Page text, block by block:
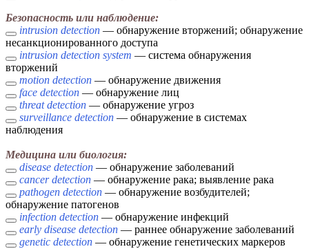
Безопасность или наблюдение:
intrusion detection — обнаружение вторжений; обнаружение
несанкционированного доступа
intrusion detection system — система обнаружения
вторжений
motion detection — обнаружение движения
face detection — обнаружение лиц
threat detection — обнаружение угроз
surveillance detection — обнаружение в системах
наблюдения
Медицина или биология:
disease detection — обнаружение заболеваний
cancer detection — обнаружение рака; выявление рака
pathogen detection — обнаружение возбудителей;
обнаружение патогенов
infection detection — обнаружение инфекций
early disease detection — раннее обнаружение заболеваний
genetic detection — обнаружение генетических маркеров